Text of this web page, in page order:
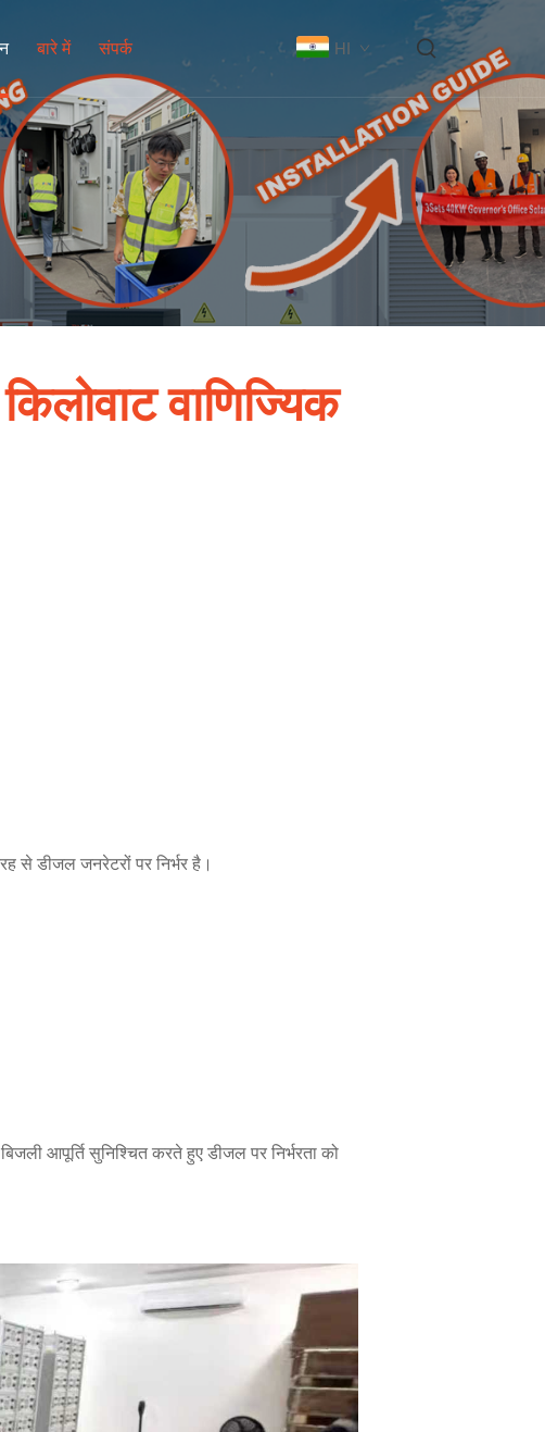
बारे में संपर्क HI
वाणिज्यिक
से डीजल जनरेटरों पर निर्भर है।
आपूर्ति सुनिश्चित करते हुए डीजल पर निर्भरता को